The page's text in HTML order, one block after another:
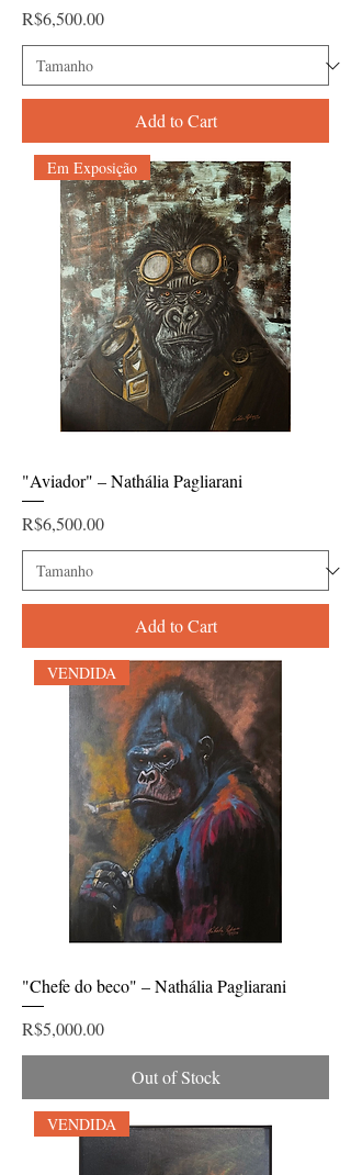
Price
R$6,500.00
Add to Cart
Em Exposição
"Aviador" – Nathália Pagliarani
Price
R$6,500.00
Add to Cart
VENDIDA
"Chefe do beco" – Nathália Pagliarani
Price
R$5,000.00
Out of Stock
VENDIDA